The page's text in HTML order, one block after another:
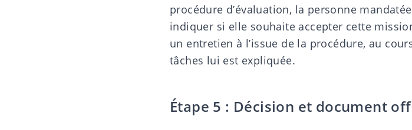
procédure d’évaluation, la personne
indiquer si elle souhaite accepter cette
un entretien à l’issue de la procédure, au
tâches lui est expliquée.
Étape 5 : Décision et document